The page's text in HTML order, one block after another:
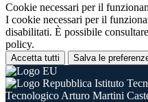
Cookie necessari per il
I cookie necessari per il
disabilitati. È possibile
policy.
Accetta tutti Salva le
Istituto
Tecnologico Arturo Martini